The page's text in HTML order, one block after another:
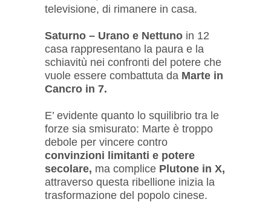
televisione, di rimanere in casa.
Saturno – Urano e Nettuno in 12
casa rappresentano la paura e la
schiavitù nei confronti del potere che
vuole essere combattuta da Marte in
Cancro in 7.
E’ evidente quanto lo squilibrio tra le
forze sia smisurato: Marte è troppo
debole per vincere contro
convinzioni limitanti e potere
secolare, ma complice Plutone in X,
attraverso questa ribellione inizia la
trasformazione del popolo cinese.